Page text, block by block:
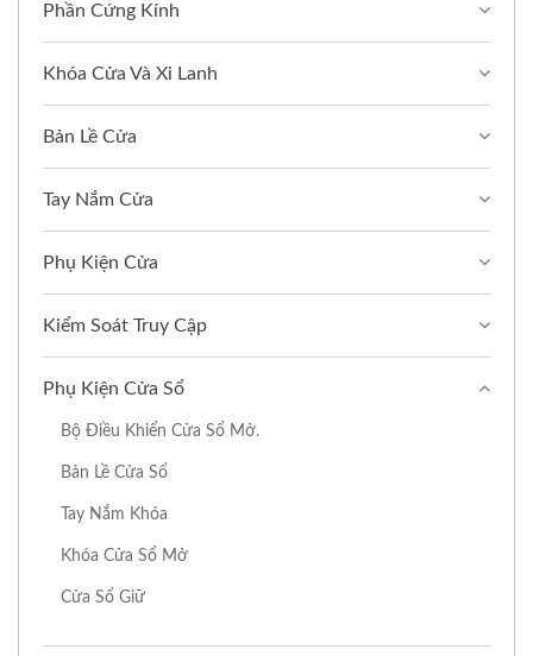
Phần Cứng Kính
Khóa Cửa Và Xi Lanh
Bản Lề Cửa
Tay Nắm Cửa
Phụ Kiện Cửa
Kiểm Soát Truy Cập
Phụ Kiện Cửa Sổ
Bộ Điều Khiển Cửa Sổ Mở.
Bản Lề Cửa Sổ
Tay Nắm Khóa
Khóa Cửa Sổ Mở
Cửa Sổ Giữ